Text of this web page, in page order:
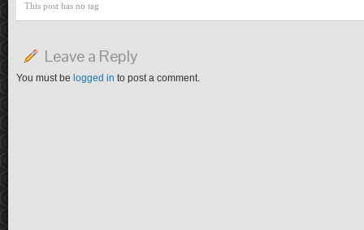
This post has no tag
Leave a Reply
You must be logged in to post a comment.